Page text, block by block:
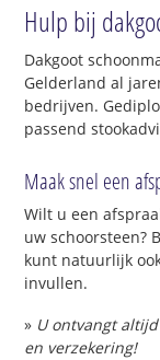
Hulp bij
Dakgoot
Gelderland al
bedrijven.
passend
Maak snel een
Wilt u een
uw schoorsteen?
kunt natuurlijk
invullen.
» U ontvangt
en verzekering!